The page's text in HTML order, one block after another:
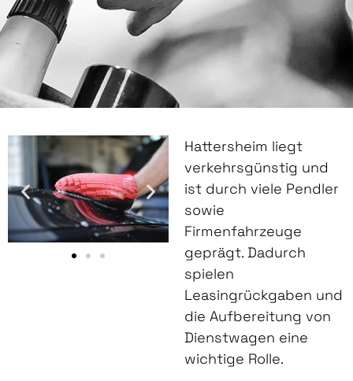
Hattersheim liegt
verkehrsgünstig und
ist durch viele Pendler
sowie
Firmenfahrzeuge
geprägt. Dadurch
spielen
Leasingrückgaben und
die Aufbereitung von
Dienstwagen eine
wichtige Rolle.